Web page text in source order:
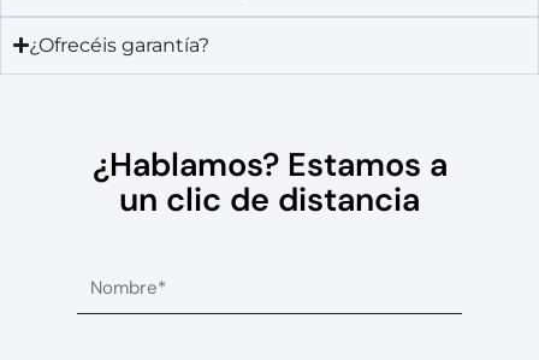
¿Ofrecéis garantía?
¿Hablamos? Estamos a
un clic de distancia
m